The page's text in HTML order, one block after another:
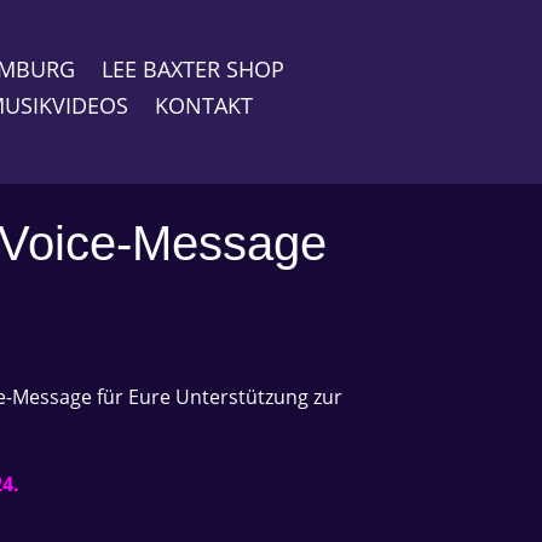
LEE BAXTER SHOP
KONTAKT
Message
Message für Eure Unterstützung zur